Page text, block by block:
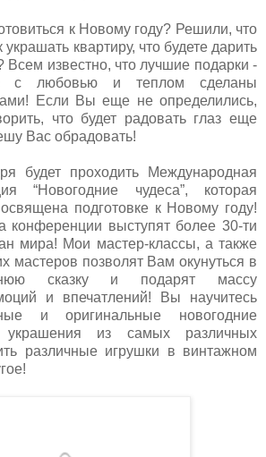
к Новому году? Решили, что
украшать квартиру, что будете дарить
Всем известно, что лучшие подарки -
с любовью и теплом сделаны
Если Вы еще не определились,
что будет радовать глаз еще
Вас обрадовать!
будет проходить Международная
“Новогодние чудеса”, которая
подготовке к Новому году!
конференции выступят более 30-ти
мира! Мои мастер-классы, а также
мастеров позволят Вам окунуться в
сказку и подарят массу
и впечатлений! Вы научитесь
и оригинальные новогодние
украшения из самых различных
различные игрушки в винтажном
другое!